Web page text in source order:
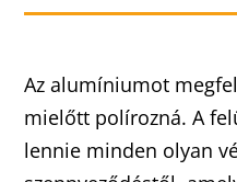
Az alumíniumot
mielőtt polírozná. A
lennie minden olyan